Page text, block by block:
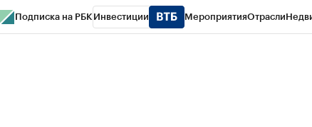
Подписка на РБК Инвестиции МероприятияОтрасли